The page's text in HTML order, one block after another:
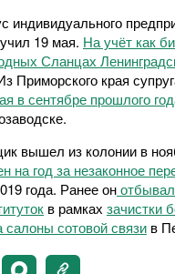
индивидуального
19 мая. На учёт как
Сланцах
Приморского края
в сентябре прошлого
вышел из колонии в
на год за незаконное
года. Ранее он
в рамках зачистки
салоны сотовой связи в